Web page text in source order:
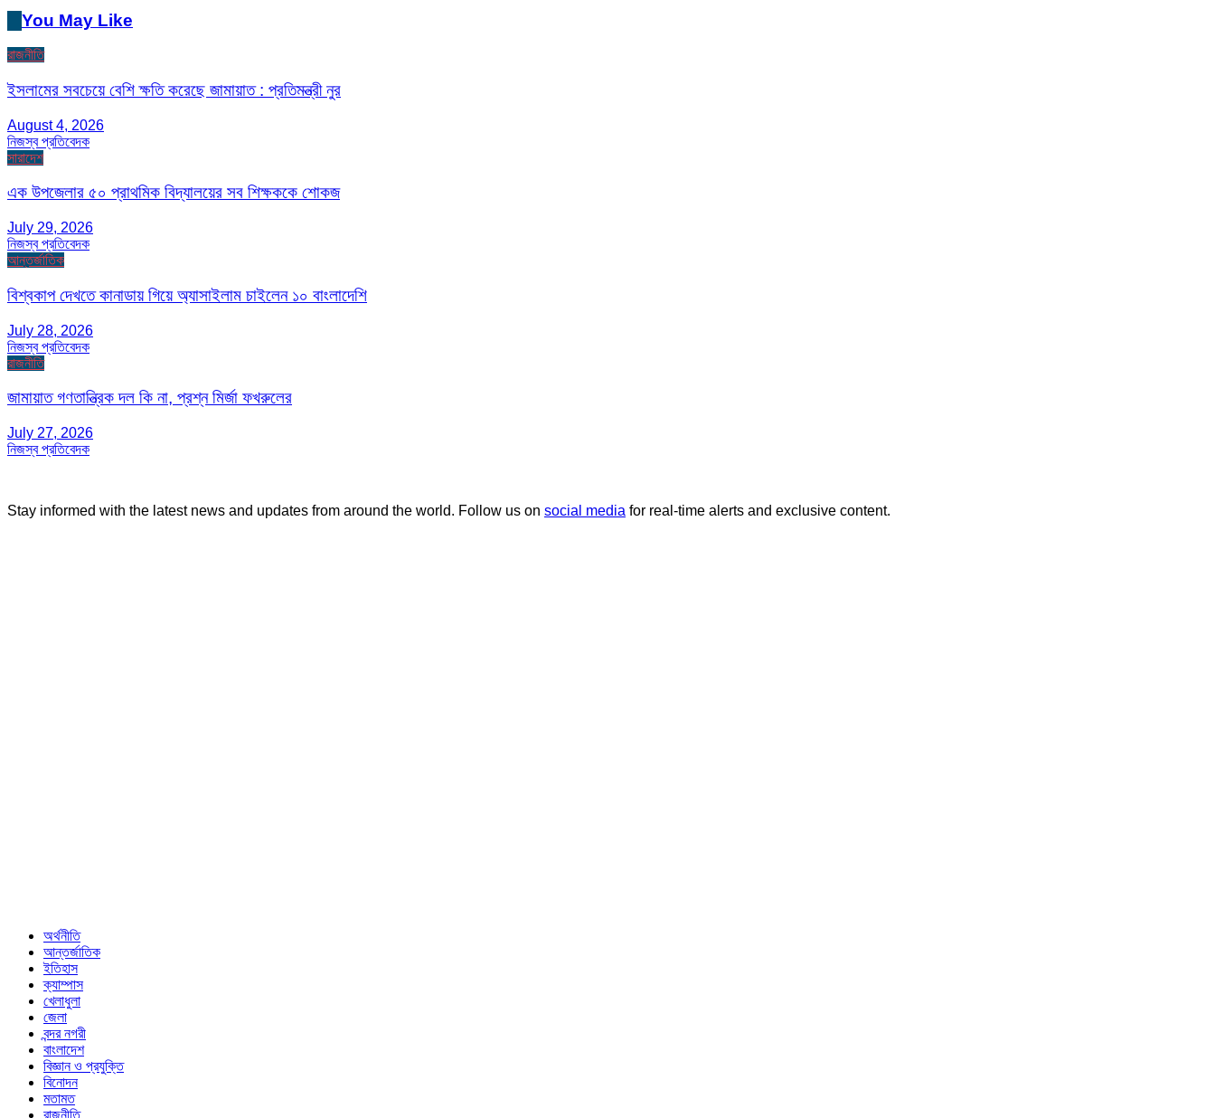
You May Like
রাজনীতি
ইসলামের সবচেয়ে বেশি ক্ষতি করেছে জামায়াত : প্রতিমন্ত্রী নুর
August 4, 2026
নিজস্ব প্রতিবেদক
সারাদেশ
এক উপজেলার ৫০ প্রাথমিক বিদ্যালয়ের সব শিক্ষককে শোকজ
July 29, 2026
নিজস্ব প্রতিবেদক
আন্তর্জাতিক
বিশ্বকাপ দেখতে কানাডায় গিয়ে অ্যাসাইলাম চাইলেন ১০ বাংলাদেশি
July 28, 2026
নিজস্ব প্রতিবেদক
রাজনীতি
জামায়াত গণতান্ত্রিক দল কি না, প্রশ্ন মির্জা ফখরুলের
July 27, 2026
নিজস্ব প্রতিবেদক
Stay informed with the latest news and updates from around the world. Follow us on social media for real-time alerts and exclusive content.
অর্থনীতি
আন্তর্জাতিক
ইতিহাস
ক্যাম্পাস
খেলাধুলা
জেলা
বন্দর নগরী
বাংলাদেশ
বিজ্ঞান ও প্রযুক্তি
বিনোদন
মতামত
রাজনীতি